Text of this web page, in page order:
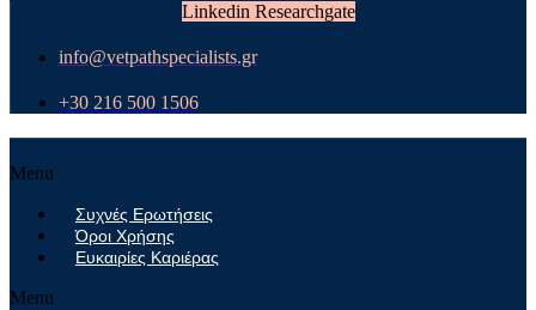
Linkedin Researchgate
info@vetpathspecialists.gr
+30 216 500 1506
Menu
Συχνές Ερωτήσεις
Όροι Χρήσης
Ευκαιρίες Καριέρας
Menu